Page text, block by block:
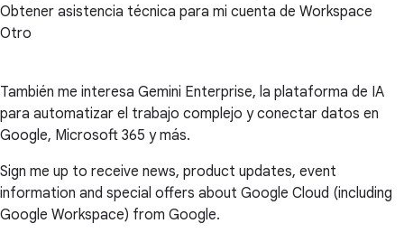
Obtener asistencia técnica para mi cuenta de Workspace
Otro
También me interesa Gemini Enterprise, la plataforma de IA
para automatizar el trabajo complejo y conectar datos en
Google, Microsoft 365 y más.
Sign me up to receive news, product updates, event
information and special offers about Google Cloud (including
Google Workspace) from Google.